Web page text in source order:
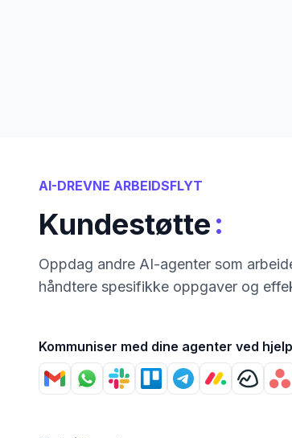
AI-DREVNE ARBEIDSFLYT
Kundestøtte:
Oppdag andre AI-agenter som
håndtere spesifikke oppgaver og
Kommuniser med dine agenter ved